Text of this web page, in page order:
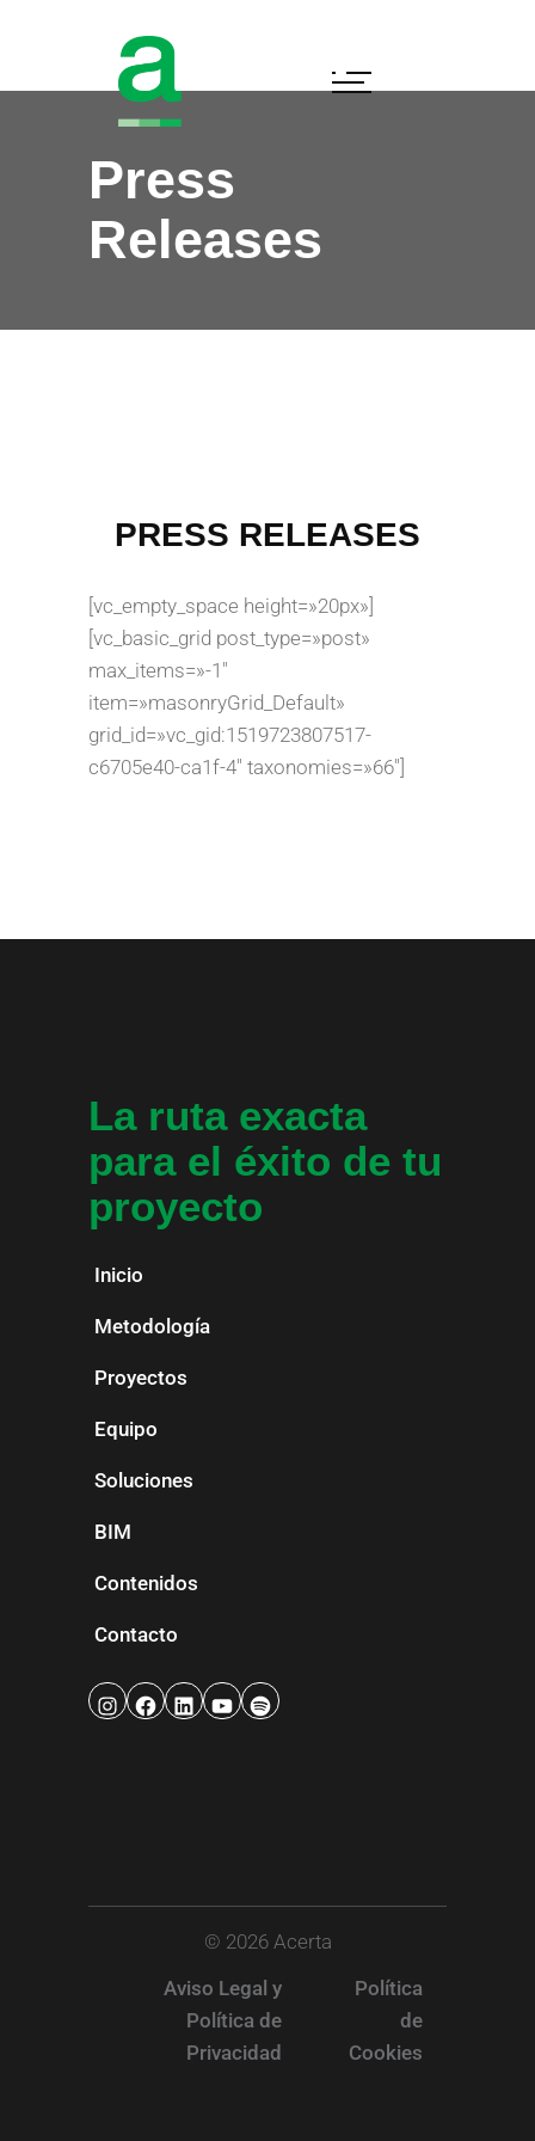
Press
Releases
PRESS RELEASES
[vc_empty_space height=»20px»]
[vc_basic_grid post_type=»post»
max_items=»-1″
item=»masonryGrid_Default»
grid_id=»vc_gid:1519723807517-
c6705e40-ca1f-4″ taxonomies=»66″]
La ruta exacta
para el éxito de tu
proyecto
Inicio
Metodología
Proyectos
Equipo
Soluciones
BIM
Contenidos
Contacto
© 2026 Acerta
Aviso Legal y
Política de
Privacidad
Política
de
Cookies